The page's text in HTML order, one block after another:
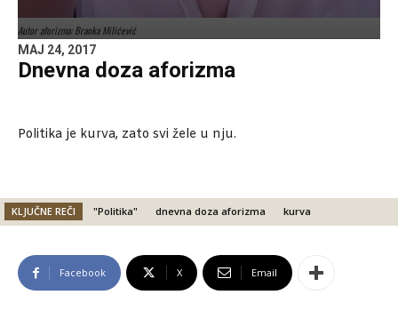
Autor aforizma: Branka Milićević
MAJ 24, 2017
Dnevna doza aforizma
Politika je kurva, zato svi žele u nju.
KLJUČNE REČI "Politika" dnevna doza aforizma kurva
Facebook X Email